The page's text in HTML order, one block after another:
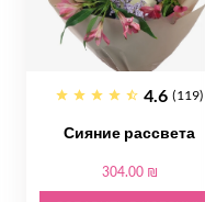
4.6 (119)
Сияние рассвета
304.00 ₪